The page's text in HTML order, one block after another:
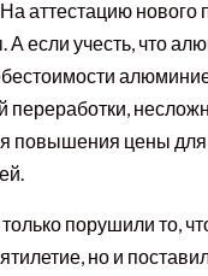
аттестацию нового
А если учесть, что
переработки,
повышения цены для
порушили то,
но и